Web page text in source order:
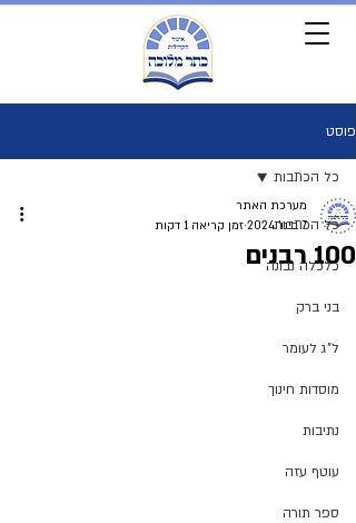
פוסט
כל הכתבות
כלכלה נבונה
בני ברק
ל"ג לעומר
מוסדות חינוך
נתיבות
עוטף עזה
ספר תורה
כל הכתבות
100 רבנים
מערכת האתר
7 בינו׳ 2024
זמן קריאה 1 דקות